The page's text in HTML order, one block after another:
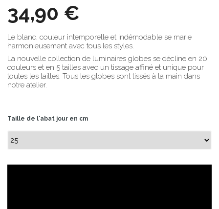
34,90 €
Le blanc, couleur intemporelle et indémodable se marie
harmonieusement avec tous les styles.
La nouvelle collection de luminaires globes se décline en 20
couleurs et en 5 tailles avec un tissage affiné et unique pour
toutes les tailles. Tous les globes sont tissés à la main dans
notre atelier.
Taille de l'abat jour en cm